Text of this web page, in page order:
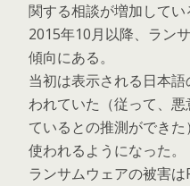
関する相談が増加して
2015年10月以降、ラン
傾向にある。
当初は表示される日本
われていた（従って、
ているとの推測ができ
使われるようになった。
ランサムウェアの被害